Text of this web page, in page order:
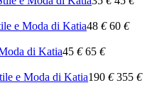
e Moda di Katia48 € 60 €
di Katia45 € 65 €
e Moda di Katia190 € 355 €